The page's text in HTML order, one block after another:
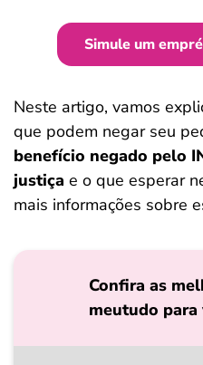
Simule um
Neste artigo, vamos
que podem negar seu
benefício negado pelo
justiça e o que esperar
mais informações sobre
Confira as
meutudo para